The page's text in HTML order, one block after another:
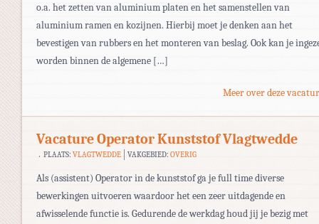
o.a. het zetten van aluminium platen en het samenstellen van
aluminium ramen en kozijnen. Hierbij moet je denken aan het
bevestigen van rubbers en het monteren van beslag. Ook kan je
worden binnen de algemene […]
Meer over deze
Vacature Operator Kunststof Vlagtwedde
PLAATS: VLAGTWEDDE VAKGEBIED:OVERIG
Als (assistent) Operator in de kunststof ga je full time diverse
bewerkingen uitvoeren waardoor het een zeer uitdagende en
afwisselende functie is. Gedurende de werkdag houd jij je bezig met